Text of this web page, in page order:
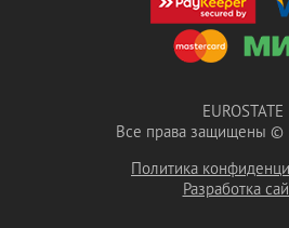
EUROSTATE
Все права защищены ©
Политика
Разработка